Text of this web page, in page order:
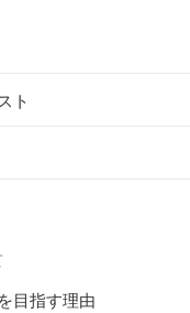
ト
目指す理由